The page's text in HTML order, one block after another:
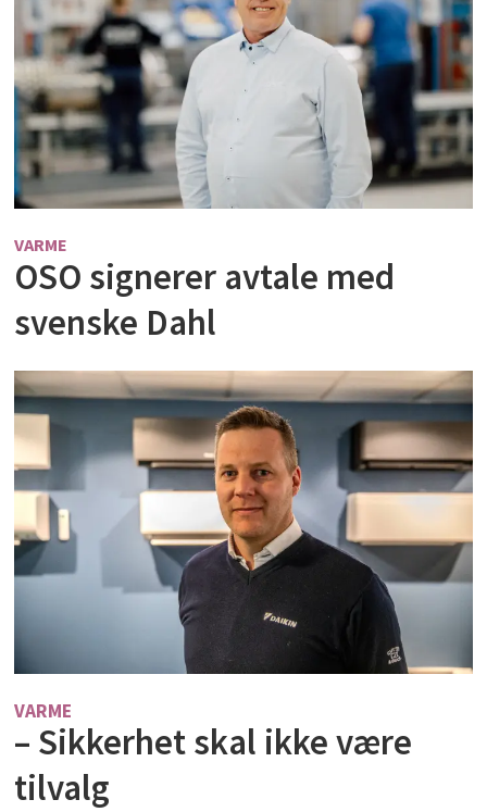
VARME
OSO signerer avtale med
svenske Dahl
VARME
– Sikkerhet skal ikke være
tilvalg